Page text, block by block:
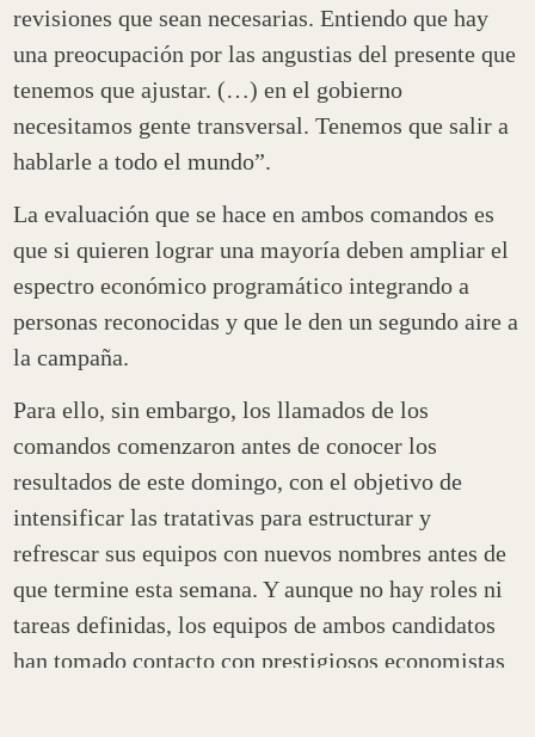
revisiones que sean necesarias. Entiendo que hay
una preocupación por las angustias del presente que
tenemos que ajustar. (…) en el gobierno
necesitamos gente transversal. Tenemos que salir a
hablarle a todo el mundo”.
La evaluación que se hace en ambos comandos es
que si quieren lograr una mayoría deben ampliar el
espectro económico programático integrando a
personas reconocidas y que le den un segundo aire a
la campaña.
Para ello, sin embargo, los llamados de los
comandos comenzaron antes de conocer los
resultados de este domingo, con el objetivo de
intensificar las tratativas para estructurar y
refrescar sus equipos con nuevos nombres antes de
que termine esta semana. Y aunque no hay roles ni
tareas definidas, los equipos de ambos candidatos
han tomado contacto con prestigiosos economistas